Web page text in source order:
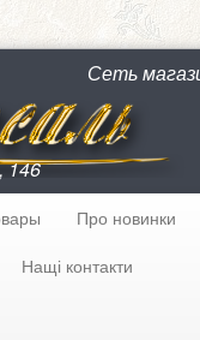
Сеть
146
Про новинки
Нащі контакти